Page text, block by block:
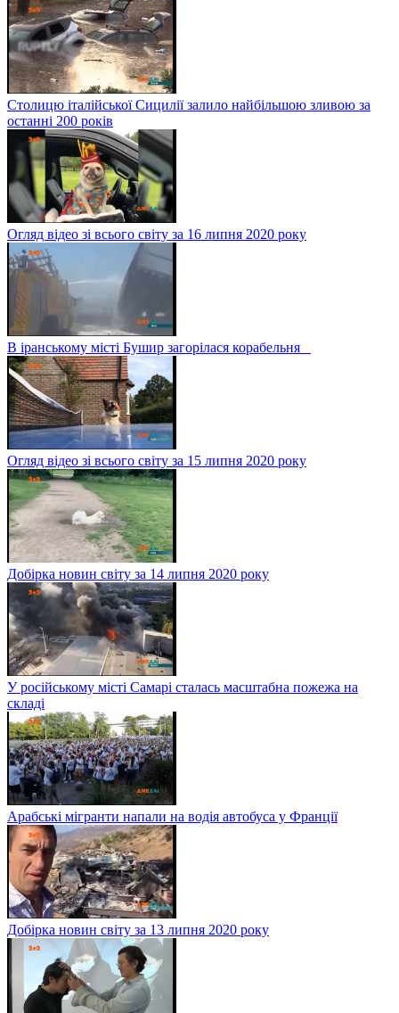
Столицю італійської Сицилії залило найбільшою зливою за
останні 200 років
Огляд відео зі всього світу за 16 липня 2020 року
В іранському місті Бушир загорілася корабельня
Огляд відео зі всього світу за 15 липня 2020 року
Добірка новин світу за 14 липня 2020 року
У російському місті Самарі сталась масштабна пожежа на
складі
Арабські мігранти напали на водія автобуса у Франції
Добірка новин світу за 13 липня 2020 року